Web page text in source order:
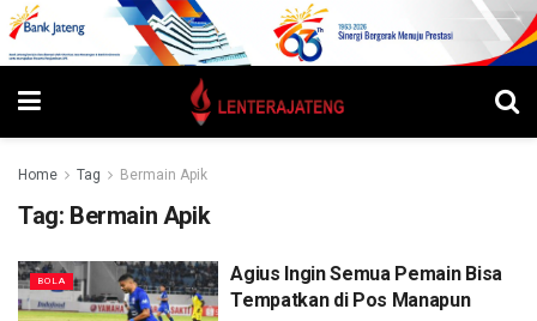
Home Tag Bermain Apik
Tag: Bermain Apik
BOLA
Agius Ingin Semua Pemain Bisa
Tempatkan di Pos Manapun